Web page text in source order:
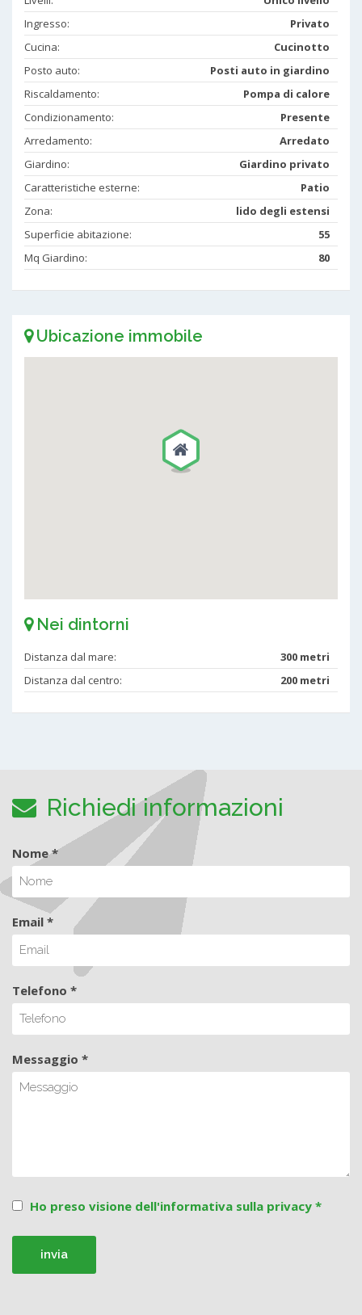
Ingresso:
Privato
Cucina:
Cucinotto
Posto auto:
Posti auto in giardino
Riscaldamento:
Pompa di calore
Condizionamento:
Presente
Arredamento:
Arredato
Giardino:
Giardino privato
Caratteristiche esterne:
Patio
Zona:
lido degli estensi
Superficie abitazione:
55
Mq Giardino:
80
Ubicazione immobile
Nei dintorni
Distanza dal mare:
300 metri
Distanza dal centro:
200 metri
Richiedi informazioni
Nome *
Email *
Telefono *
Messaggio *
Ho preso visione dell'informativa sulla privacy *